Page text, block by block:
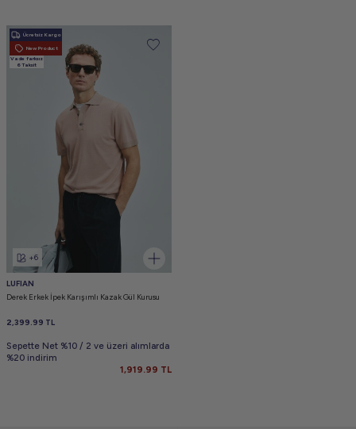
Ücretsiz Kargo
New Product
Vade farksız
6 Taksit
+6
LUFIAN
Derek Erkek İpek Karışımlı Kazak Gül Kurusu
2,399.99 TL
Sepette Net %10 / 2 ve üzeri alımlarda
%20 indirim
1,919.99 TL